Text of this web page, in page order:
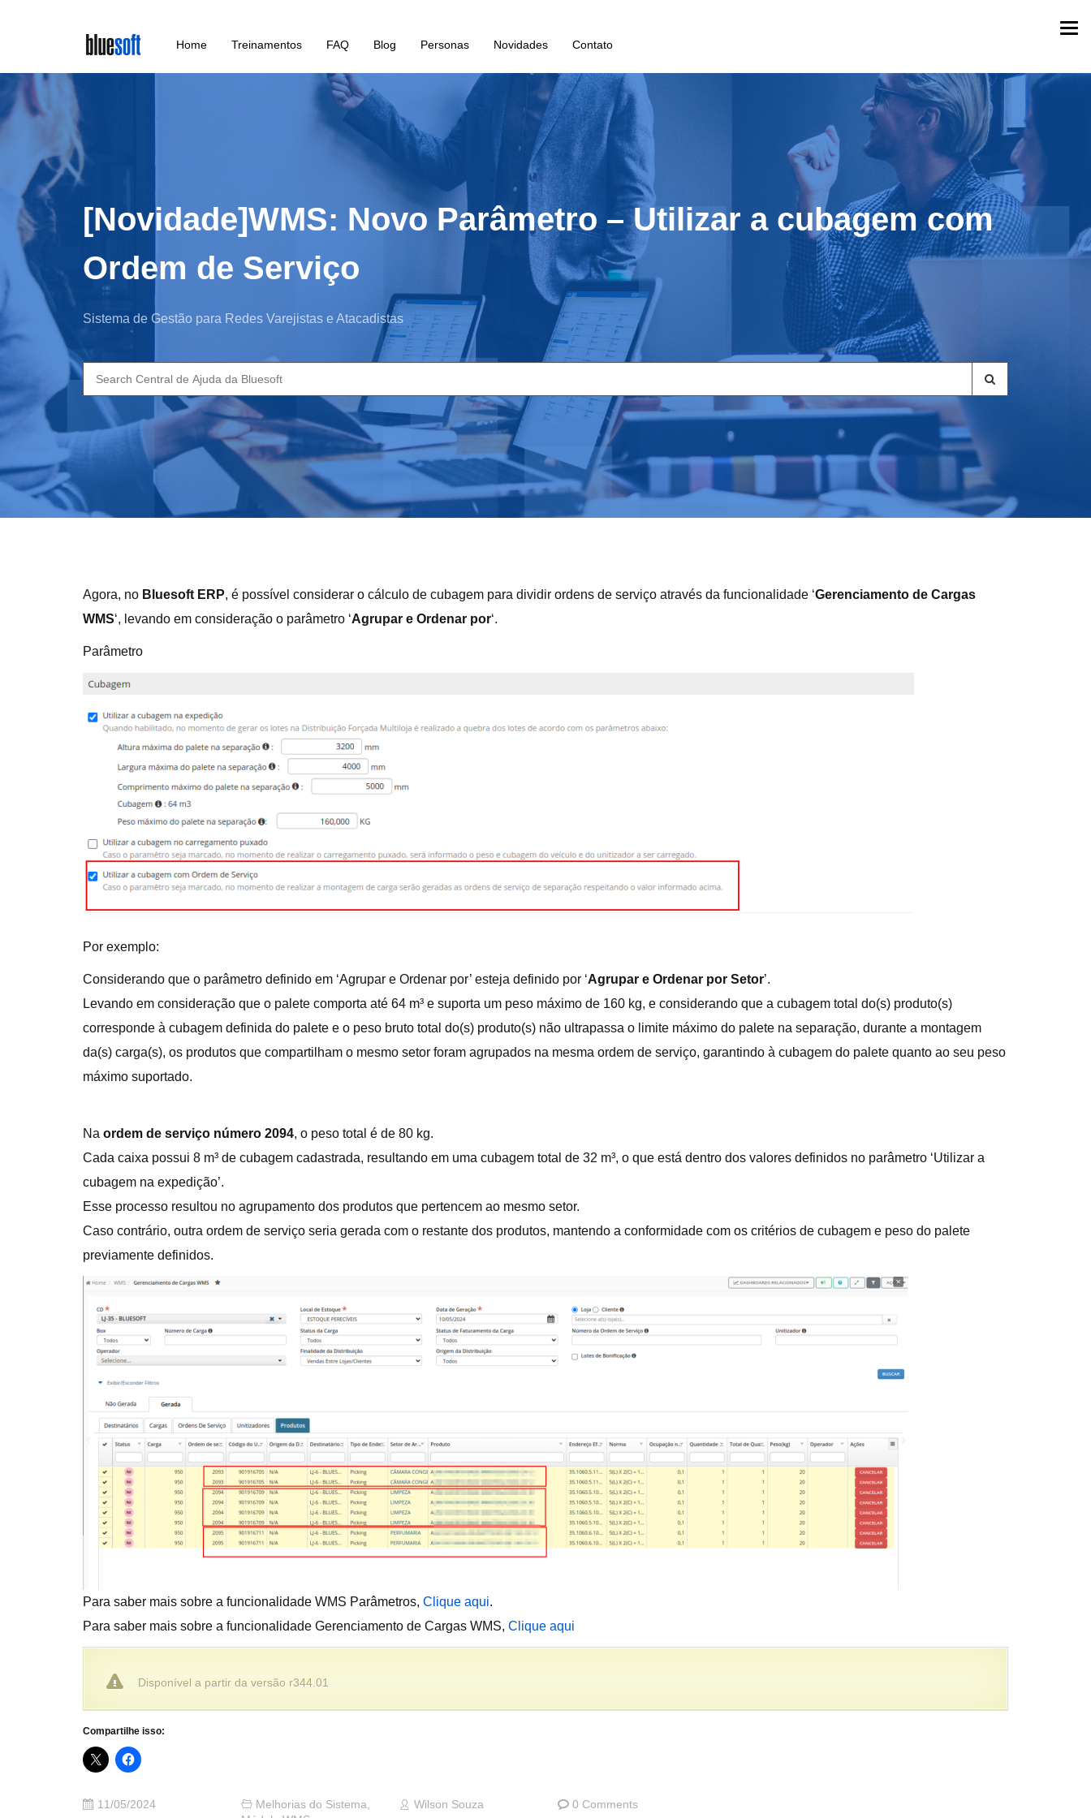
main
content
Home Treinamentos FAQ Blog Personas Novidades Contato
[Novidade]WMS: Novo Parâmetro – Utilizar a cubagem com
Ordem de Serviço
Sistema de Gestão para Redes Varejistas e Atacadistas
Search
for:
Agora, no Bluesoft ERP, é possível considerar o cálculo de cubagem para dividir ordens de serviço através da funcionalidade ‘Gerenciamento de Cargas
WMS‘, levando em consideração o parâmetro ‘Agrupar e Ordenar por‘.
Parâmetro
Por exemplo:
Considerando que o parâmetro definido em ‘Agrupar e Ordenar por’ esteja definido por ‘Agrupar e Ordenar por Setor’.
Levando em consideração que o palete comporta até 64 m³ e suporta um peso máximo de 160 kg, e considerando que a cubagem total do(s) produto(s)
corresponde à cubagem definida do palete e o peso bruto total do(s) produto(s) não ultrapassa o limite máximo do palete na separação, durante a montagem
da(s) carga(s), os produtos que compartilham o mesmo setor foram agrupados na mesma ordem de serviço, garantindo à cubagem do palete quanto ao seu peso
máximo suportado.
Na ordem de serviço número 2094, o peso total é de 80 kg.
Cada caixa possui 8 m³ de cubagem cadastrada, resultando em uma cubagem total de 32 m³, o que está dentro dos valores definidos no parâmetro ‘Utilizar a
cubagem na expedição’.
Esse processo resultou no agrupamento dos produtos que pertencem ao mesmo setor.
Caso contrário, outra ordem de serviço seria gerada com o restante dos produtos, mantendo a conformidade com os critérios de cubagem e peso do palete
previamente definidos.
Para saber mais sobre a funcionalidade WMS Parâmetros, Clique aqui.
Para saber mais sobre a funcionalidade Gerenciamento de Cargas WMS, Clique aqui
Disponível a partir da versão r344.01
Compartilhe isso:
11/05/2024 Melhorias do Sistema,
Wilson Souza 0 Comments